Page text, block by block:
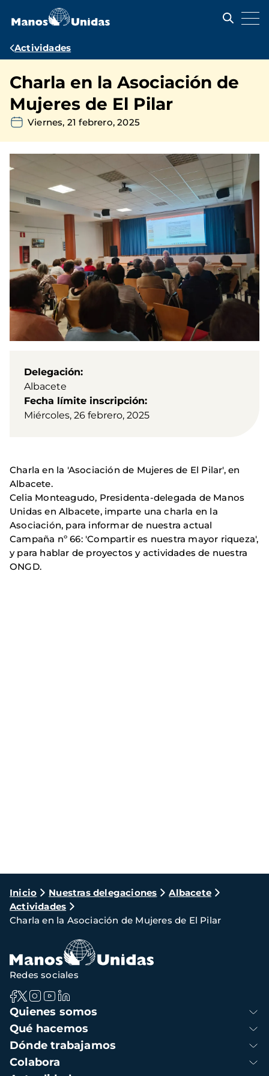
contenido
Ruta
navegación
Actividades
Charla en la Asociación de
Mujeres de El Pilar
Viernes, 21 febrero, 2025
Delegación
Albacete
Fecha límite inscripción
Miércoles, 26 febrero, 2025
Charla en la 'Asociación de Mujeres de El Pilar', en
Albacete.
Celia Monteagudo, Presidenta-delegada de Manos
Unidas en Albacete, imparte una charla en la
Asociación, para informar de nuestra actual
Campaña nº 66: 'Compartir es nuestra mayor riqueza',
y para hablar de proyectos y actividades de nuestra
ONGD.
Ruta
de
navegación
Inicio Nuestras delegaciones
Albacete
Actividades
Charla en la Asociación de Mujeres de El Pilar
Navegación
principal
Quienes somos
Qué hacemos
Dónde trabajamos
Colabora
Redes sociales